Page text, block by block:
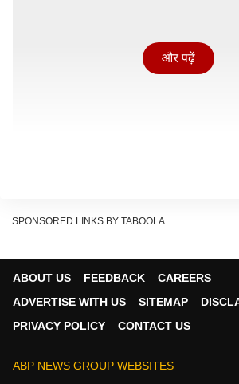
Key points generated by AI, verified by
और पढ़ें
SPONSORED LINKS BY TABOOLA
ABOUT US FEEDBACK
CAREERS
ADVERTISE WITH US
SITEMAP
PRIVACY POLICY
CONTACT US
ABP NEWS GROUP WEBSITES